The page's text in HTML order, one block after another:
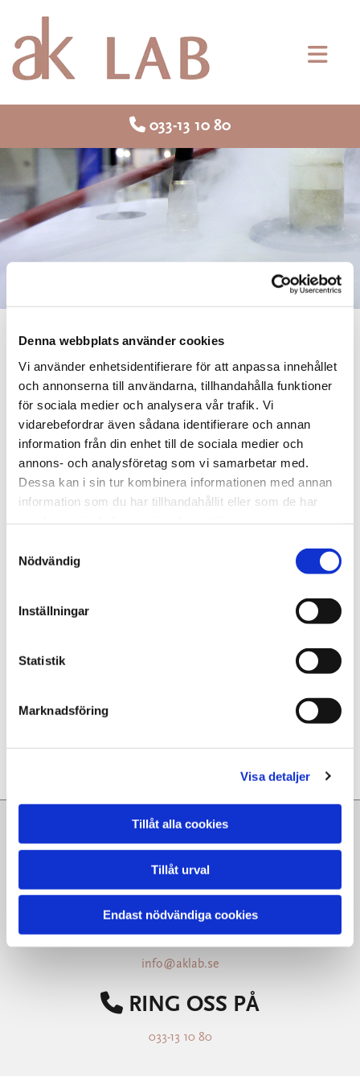
Denna webbplats använder cookies
Vi använder enhetsidentifierare för att anpassa innehållet
och annonserna till användarna, tillhandahålla funktioner
för sociala medier och analysera vår trafik. Vi
vidarebefordrar även sådana identifierare och annan
information från din enhet till de sociala medier och
annons- och analysföretag som vi samarbetar med.
Dessa kan i sin tur kombinera informationen med annan
information som du har tillhandahållit eller som de har
Nödvändig
Inställningar
Statistik
Marknadsföring
Visa detaljer
Tillåt alla cookies
Tillåt urval
Endast nödvändiga cookies
 033-13 10 80
IC-analyser
AK Lab erbjuder analys av anjoner med hjälp av
jonkromatografi. Halterna av framförallt fluorid, klorid, nitrat
och sulfat kan analyseras ner till ett par mikrogram per liter.
Klorat, klorit, borsyra, bromid, jodid, tiosulfat och perklorat
kan vi också analysera.
Absorptionslösningar på rökgaser
Vi utför ackrediterade analyser på anjoner i
absorptionslösningar med låga rapportgränser, från 5 till 20
µg/l.
Material- och grundvattenprov från områden där borsyra
Ladda ner våra följesedlar
AK LAB AB
Getängsvägen 29D
504 68 Borås
E-POST
info@aklab.se
 RING OSS PÅ
033-13 10 80